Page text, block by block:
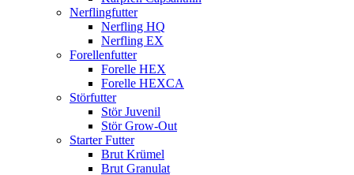
Nerflingfutter
Nerfling HQ
Nerfling EX
Forellenfutter
Forelle HEX
Forelle HEXCA
Störfutter
Stör Juvenil
Stör Grow-Out
Starter Futter
Brut Krümel
Brut Granulat